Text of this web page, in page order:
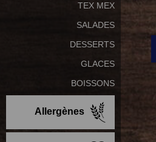
TEX MEX
SALADES
DESSERTS
GLACES
BOISSONS
Allergènes